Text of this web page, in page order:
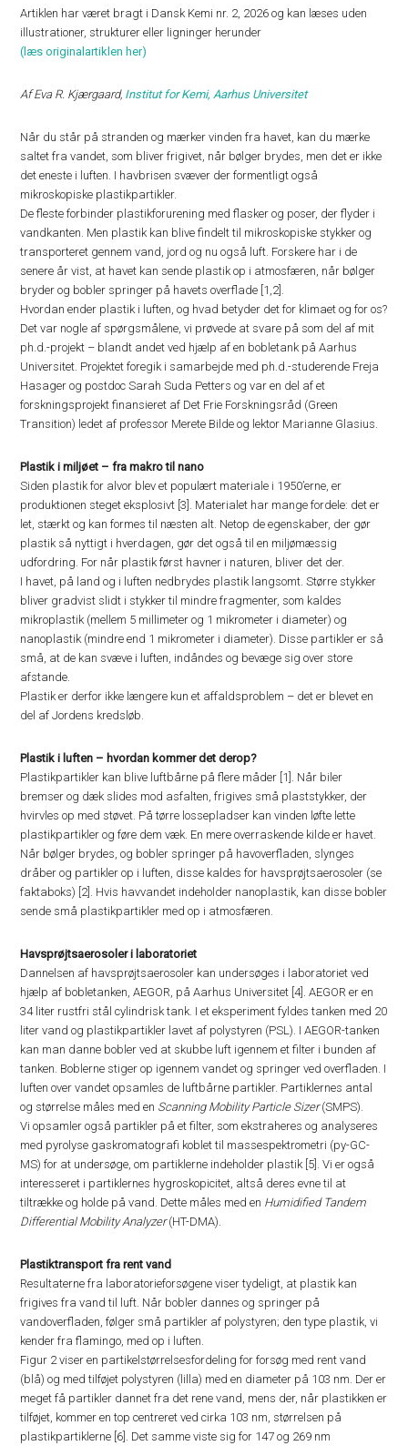
Artiklen har været bragt i Dansk Kemi nr. 2, 2026 og kan læses uden
illustrationer, strukturer eller ligninger herunder
(læs originalartiklen her)
Af Eva R. Kjærgaard, Institut for Kemi, Aarhus Universitet
Når du står på stranden og mærker vinden fra havet, kan du mærke
saltet fra vandet, som bliver frigivet, når bølger brydes, men det er ikke
det eneste i luften. I havbrisen svæver der formentligt også
mikroskopiske plastikpartikler.
De fleste forbinder plastikforurening med flasker og poser, der flyder i
vandkanten. Men plastik kan blive findelt til mikroskopiske stykker og
transporteret gennem vand, jord og nu også luft. Forskere har i de
senere år vist, at havet kan sende plastik op i atmosfæren, når bølger
bryder og bobler springer på havets overflade [1,2].
Hvordan ender plastik i luften, og hvad betyder det for klimaet og for os?
Det var nogle af spørgsmålene, vi prøvede at svare på som del af mit
ph.d.-projekt – blandt andet ved hjælp af en bobletank på Aarhus
Universitet. Projektet foregik i samarbejde med ph.d.-studerende Freja
Hasager og postdoc Sarah Suda Petters og var en del af et
forskningsprojekt finansieret af Det Frie Forskningsråd (Green
Transition) ledet af professor Merete Bilde og lektor Marianne Glasius.
Plastik i miljøet – fra makro til nano
Siden plastik for alvor blev et populært materiale i 1950’erne, er
produktionen steget eksplosivt [3]. Materialet har mange fordele: det er
let, stærkt og kan formes til næsten alt. Netop de egenskaber, der gør
plastik så nyttigt i hverdagen, gør det også til en miljømæssig
udfordring. For når plastik først havner i naturen, bliver det der.
I havet, på land og i luften nedbrydes plastik langsomt. Større stykker
bliver gradvist slidt i stykker til mindre fragmenter, som kaldes
mikroplastik (mellem 5 millimeter og 1 mikrometer i diameter) og
nanoplastik (mindre end 1 mikrometer i diameter). Disse partikler er så
små, at de kan svæve i luften, indåndes og bevæge sig over store
afstande.
Plastik er derfor ikke længere kun et affaldsproblem – det er blevet en
del af Jordens kredsløb.
Plastik i luften – hvordan kommer det derop?
Plastikpartikler kan blive luftbårne på flere måder [1]. Når biler
bremser og dæk slides mod asfalten, frigives små plaststykker, der
hvirvles op med støvet. På tørre lossepladser kan vinden løfte lette
plastikpartikler og føre dem væk. En mere overraskende kilde er havet.
Når bølger brydes, og bobler springer på havoverfladen, slynges
dråber og partikler op i luften, disse kaldes for havsprøjtsaerosoler (se
faktaboks) [2]. Hvis havvandet indeholder nanoplastik, kan disse bobler
sende små plastikpartikler med op i atmosfæren.
Havsprøjtsaerosoler i laboratoriet
Dannelsen af havsprøjtsaerosoler kan undersøges i laboratoriet ved
hjælp af bobletanken, AEGOR, på Aarhus Universitet [4]. AEGOR er en
34 liter rustfri stål cylindrisk tank. I et eksperiment fyldes tanken med 20
liter vand og plastikpartikler lavet af polystyren (PSL). I AEGOR-tanken
kan man danne bobler ved at skubbe luft igennem et filter i bunden af
tanken. Boblerne stiger op igennem vandet og springer ved overfladen. I
luften over vandet opsamles de luftbårne partikler. Partiklernes antal
og størrelse måles med en Scanning Mobility Particle Sizer(SMPS).
Vi opsamler også partikler på et filter, som ekstraheres og analyseres
med pyrolyse gaskromatografi koblet til massespektrometri (py-GC-
MS) for at undersøge, om partiklerne indeholder plastik [5]. Vi er også
interesseret i partiklernes hygroskopicitet, altså deres evne til at
tiltrække og holde på vand. Dette måles med en Humidified Tandem
Differential Mobility Analyzer(HT-DMA).
Plastiktransport fra rent vand
Resultaterne fra laboratorieforsøgene viser tydeligt, at plastik kan
frigives fra vand til luft. Når bobler dannes og springer på
vandoverfladen, følger små partikler af polystyren; den type plastik, vi
kender fra flamingo, med op i luften.
Figur 2 viser en partikelstørrelsesfordeling for forsøg med rent vand
(blå) og med tilføjet polystyren (lilla) med en diameter på 103 nm. Der er
meget få partikler dannet fra det rene vand, mens der, når plastikken er
tilføjet, kommer en top centreret ved cirka 103 nm, størrelsen på
plastikpartiklerne [6]. Det samme viste sig for 147 og 269 nm